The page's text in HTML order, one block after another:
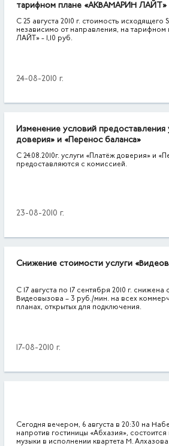
тарифном плане «АКВАМАРИН ЛАЙТ»
С 25 августа 2010 г. стоимость
независимо от направления, на
ЛАЙТ» - 1,10 руб.
24-08-2010 г.
Изменение условий предоставления
доверия» и «Перенос баланса»
С 24.08.2010г. услуги «Платёж доверия» и
предоставляются с комиссией.
23-08-2010 г.
Снижение стоимости услуги
С 17 августа по 17 сентября 2010 г.
Видеовызова – 3 руб./мин. на всех
планах, открытых для подключения.
17-08-2010 г.
Сегодня вечером, 6 августа в 20:30 на
напротив гостиницы «Абхазия»,
музыки в исполнении квартета М.